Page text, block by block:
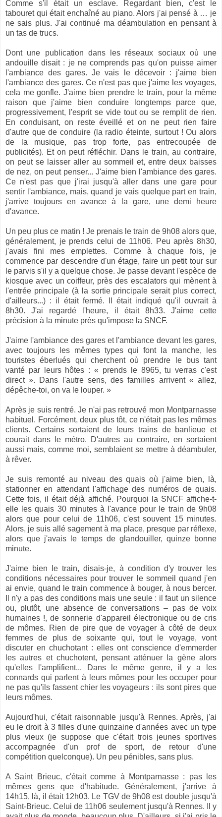
Comme s'il était un esclave. Regardant bien, c'est le
tabouret qui était enchaîné au piano. Alors j'ai pensé à … je
ne sais plus. J'ai continué ma déambulation en pensant à
un tas de trucs.
Dont une publication dans les réseaux sociaux où une
andouille disait : je ne comprends pas qu'on puisse aimer
l'ambiance des gares. Je vais le décevoir : j'aime bien
l'ambiance des gares. Ce n'est pas que j'aime les voyages,
cela me gonfle. J'aime bien prendre le train, pour la même
raison que j'aime bien conduire longtemps parce que,
progressivement, l'esprit se vide tout ou se remplit de rien.
En conduisant, on reste éveillé et on ne peut rien faire
d'autre que de conduire (la radio éteinte, surtout ! Ou alors
de la musique, pas trop forte, pas entrecoupée de
publicités). Et on peut réfléchir. Dans le train, au contraire,
on peut se laisser aller au sommeil et, entre deux baisses
de nez, on peut penser... J'aime bien l'ambiance des gares.
Ce n'est pas que j'irai jusqu'à aller dans une gare pour
sentir l'ambiance, mais, quand je vais quelque part en train,
j'arrive toujours en avance à la gare, une demi heure
d'avance.
Un peu plus ce matin ! Je prenais le train de 9h08 alors que,
généralement, je prends celui de 11h06. Peu après 8h30,
j'avais fini mes emplettes. Comme à chaque fois, je
commence par descendre d'un étage, faire un petit tour sur
le parvis s'il y a quelque chose. Je passe devant l'espèce de
kiosque avec un coiffeur, près des escalators qui mènent à
l'entrée principale (à la sortie principale serait plus correct,
d'ailleurs...) : il était fermé. Il était indiqué qu'il ouvrait à
8h30. J'ai regardé l'heure, il était 8h33. J'aime cette
précision à la minute près qu'impose la SNCF.
J'aime l'ambiance des gares et l'ambiance devant les gares,
avec toujours les mêmes types qui font la manche, les
touristes éberlués qui cherchent où prendre le bus tant
vanté par leurs hôtes : « prends le 8965, tu verras c'est
direct ». Dans l'autre sens, des familles arrivent « allez,
dépêche-toi, on va le louper. »
Après je suis rentré. Je n'ai pas retrouvé mon Montparnasse
habituel. Forcément, deux plus tôt, ce n'était pas les mêmes
clients. Certains sortaient de leurs trains de banlieue et
courait dans le métro. D'autres au contraire, en sortaient
aussi mais, comme moi, semblaient se mettre à déambuler,
à rêver.
Je suis remonté au niveau des quais où j'aime bien, là,
stationner en attendant l'affichage des numéros de quais.
Cette fois, il était déjà affiché. Pourquoi la SNCF affiche-t-
elle les quais 30 minutes à l'avance pour le train de 9h08
alors que pour celui de 11h06, c'est souvent 15 minutes.
Alors, je suis allé sagement à ma place, presque par réflexe,
alors que j'avais le temps de glandouiller, quinze bonne
minute.
J'aime bien le train, disais-je, à condition d'y trouver les
conditions nécessaires pour trouver le sommeil quand j'en
ai envie, quand le train commence à bouger, à nous bercer.
Il n'y a pas des conditions mais une seule : il faut un silence
ou, plutôt, une absence de conversations – pas de voix
humaines !, de sonnerie d'appareil électronique ou de cris
de mômes. Rien de pire que de voyager à côté de deux
femmes de plus de soixante qui, tout le voyage, vont
discuter en chuchotant : elles ont conscience d'emmerder
les autres et chuchotent, pensant atténuer la gène alors
qu'elles l'amplifient... Dans le même genre, il y a les
connards qui parlent à leurs mômes pour les occuper pour
ne pas qu'ils fassent chier les voyageurs : ils sont pires que
leurs mômes.
Aujourd'hui, c'était raisonnable jusqu'à Rennes. Après, j'ai
eu le droit à 3 filles d'une quinzaine d'années avec un type
plus vieux (je suppose que c'était trois jeunes sportives
accompagnée d'un prof de sport, de retour d'une
compétition quelconque). Un peu pénibles, sans plus.
A Saint Brieuc, c'était comme à Montparnasse : pas les
mêmes gens que d'habitude. Généralement, j'arrive à
14h15, là, il était 12h03. Le TGV de 9h08 est double jusqu'à
Saint-Brieuc. Celui de 11h06 seulement jusqu'à Rennes. Il y